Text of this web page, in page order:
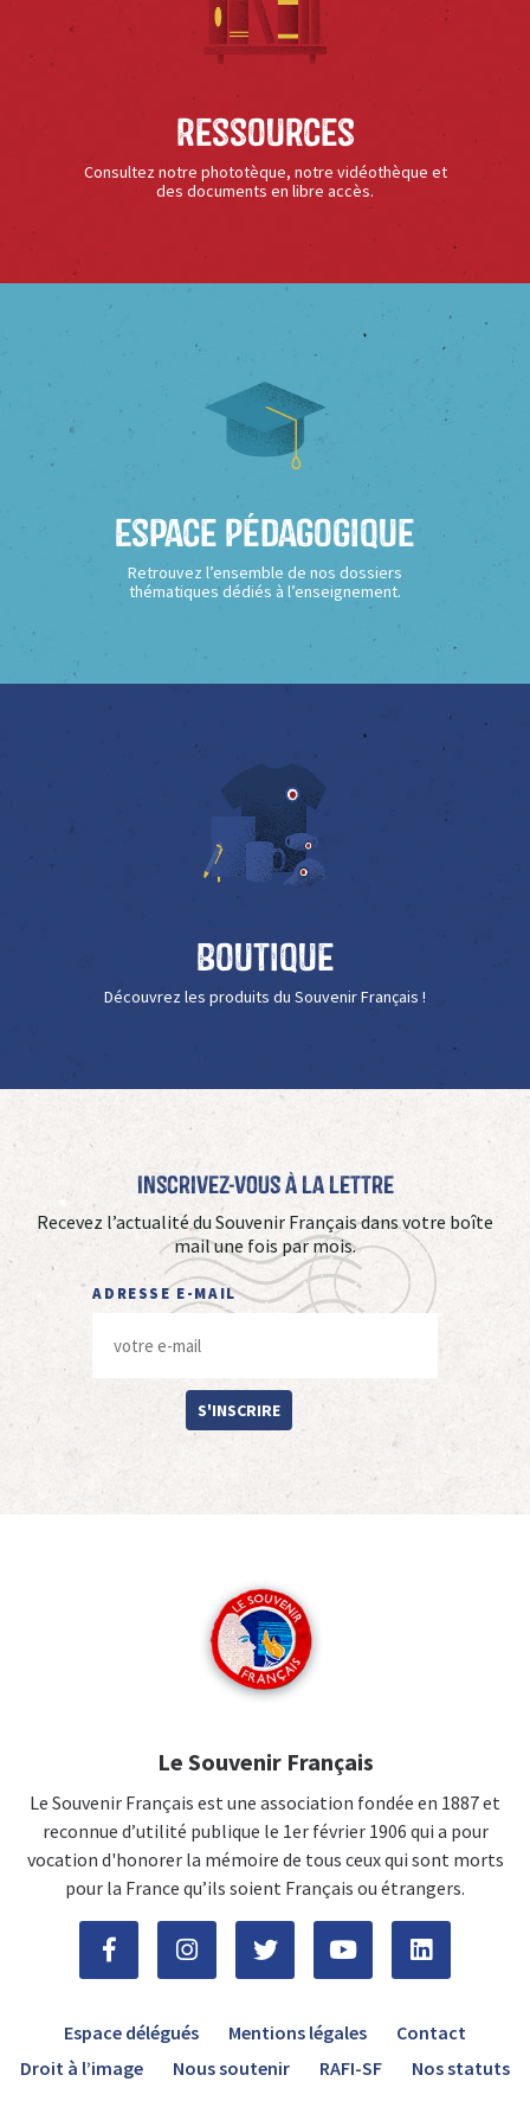
Ressources
Consultez notre phototèque, notre vidéothèque et
des documents en libre accès.
Espace Pédagogique
Retrouvez l’ensemble de nos dossiers
thématiques dédiés à l’enseignement.
Boutique
Découvrez les produits du Souvenir Français !
Inscrivez-vous à La Lettre
Recevez l’actualité du Souvenir Français dans votre boîte
mail une fois par mois.
ADRESSE E-MAIL
S'INSCRIRE
Le Souvenir Français
Le Souvenir Français est une association fondée en 1887 et
reconnue d’utilité publique le 1er février 1906 qui a pour
vocation d'honorer la mémoire de tous ceux qui sont morts
pour la France qu’ils soient Français ou étrangers.
Espace délégués Mentions légales
Contact
Droit à l’image
Nous soutenir RAFI-SF Nos statuts